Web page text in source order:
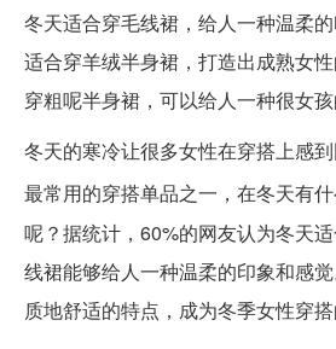
冬天适合穿毛线裙，给人一种温柔
适合穿羊绒半身裙，打造出成熟女
穿粗呢半身裙，可以给人一种很女孩
冬天的寒冷让很多女性在穿搭上感
最常用的穿搭单品之一，在冬天有
呢？据统计，60%的网友认为冬天
线裙能够给人一种温柔的印象和感觉
质地舒适的特点，成为冬季女性穿搭